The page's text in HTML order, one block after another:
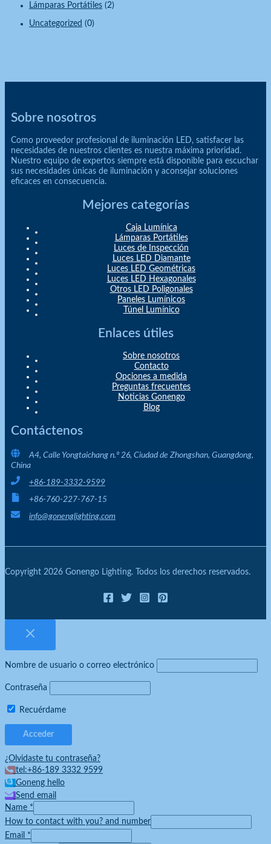
Lámparas Portátiles (2)
Uncategorized (0)
Sobre nosotros
Como proveedor profesional de iluminación LED, satisfacer las
necesidades de nuestros clientes es nuestra máxima prioridad.
Nuestro equipo de expertos siempre está disponible para escuchar
sus necesidades únicas de iluminación y aconsejar soluciones
eficaces en consecuencia.
Mejores categorías
Caja Lumínica
Lámparas Portátiles
Luces de Inspección
Luces LED Diamante
Luces LED Geométricas
Luces LED Hexagonales
Otros LED Poligonales
Paneles Lumínicos
Túnel Lumínico
Enlaces útiles
Sobre nosotros
Contacto
Opciones a medida
Preguntas frecuentes
Noticias Gonengo
Blog
Contáctenos
A4, Calle Yongtaichang n.º 26, Ciudad de Zhongshan, Guangdong,
China
+86-189-3332-9599
+86-760-227-767-15
info@gonenglighting.com
Copyright 2026 Gonengo Lighting. Todos los derechos reservados.
Nombre de usuario o correo electrónico
Contraseña
Recuérdame
¿Olvidaste tu contraseña?
tel:+86-189 3332 9599
Goneng hello
Send email
Name *
How to contact with you? and number
Email *